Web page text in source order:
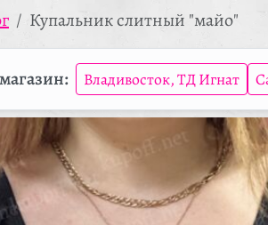
Купальник слитный "майо"
Владивосток, ТД Игнат